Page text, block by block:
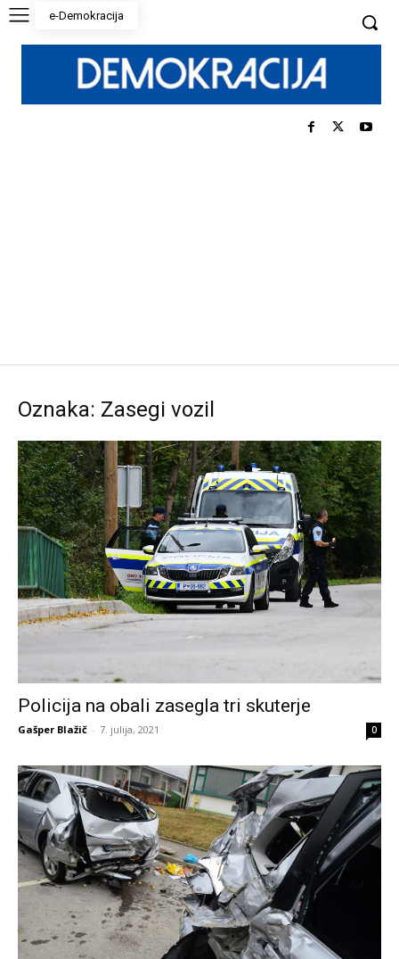
e-Demokracija
Oznaka: Zasegi vozil
Policija na obali zasegla tri skuterje
Gašper Blažič - 7. julija, 2021 0